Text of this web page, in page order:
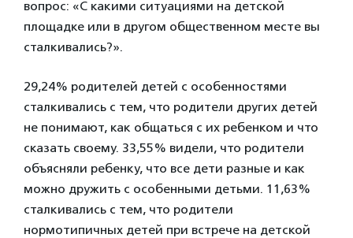
вопрос: «С какими ситуациями на детской
площадке или в другом общественном месте вы
сталкивались?».
29,24% родителей детей с особенностями
сталкивались с тем, что родители других детей
не понимают, как общаться с их ребенком и что
сказать своему. 33,55% видели, что родители
объясняли ребенку, что все дети разные и как
можно дружить с особенными детьми. 11,63%
сталкивались с тем, что родители
нормотипичных детей при встрече на детской